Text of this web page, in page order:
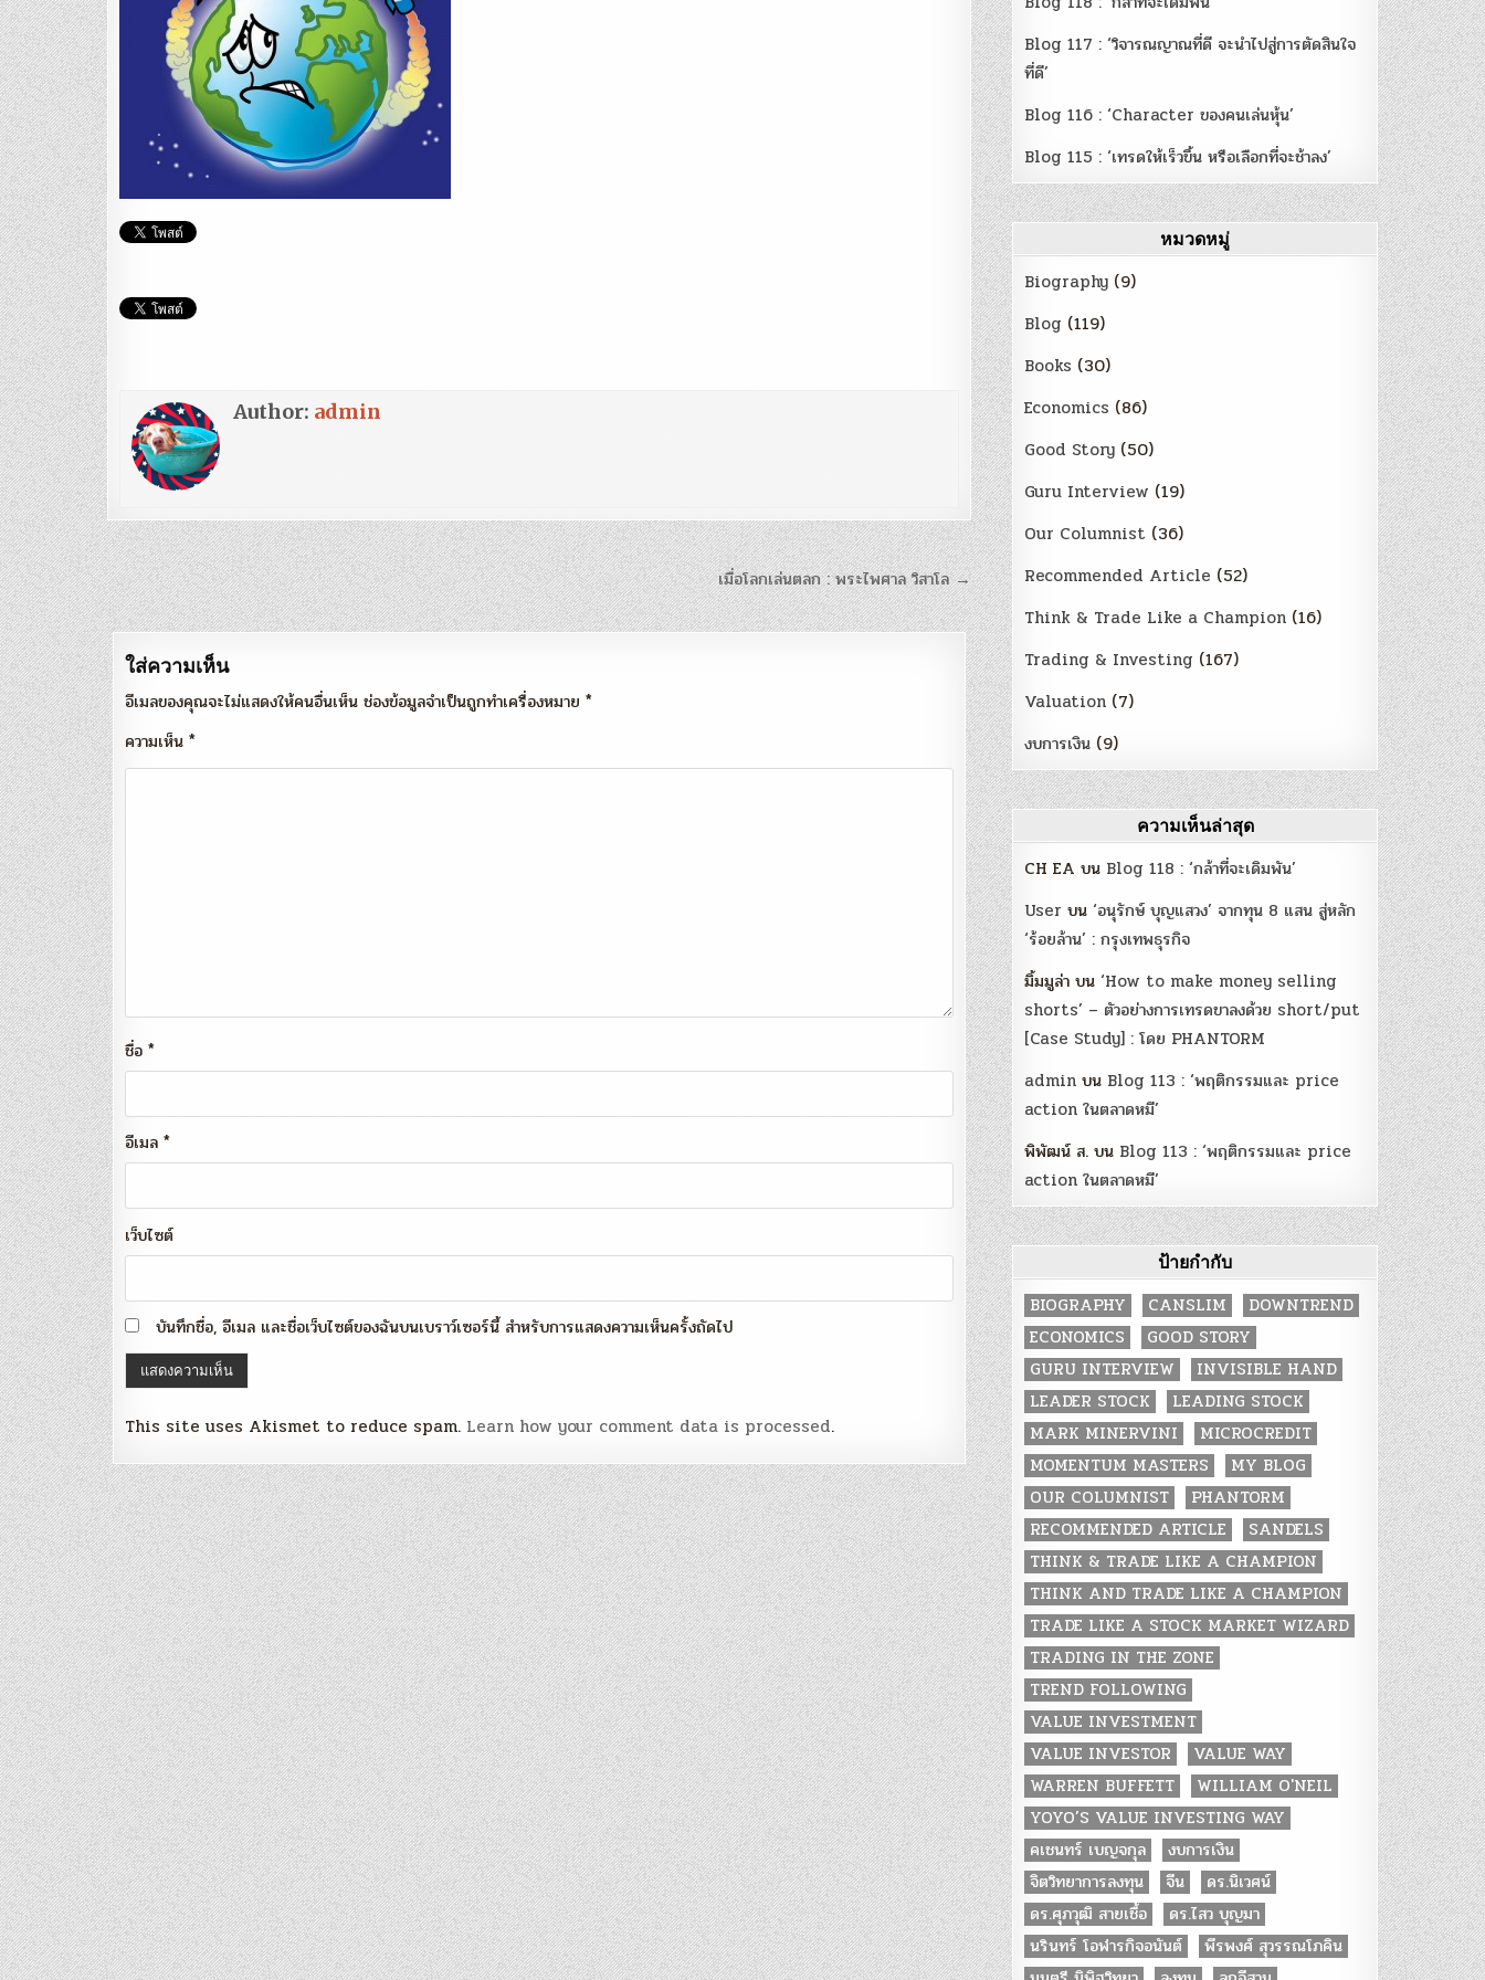
Author: admin
แนะแนว
เรื่อง
เมื่อโลกเล่นตลก : พระไพศาล วิสาโล →
ใส่ความเห็น
อีเมลของคุณจะไม่แสดงให้คนอื่นเห็น ช่องข้อมูลจำเป็นถูกทำเครื่องหมาย *
ความเห็น *
ชื่อ *
อีเมล *
เว็บไซต์
บันทึกชื่อ, อีเมล และชื่อเว็บไซต์ของฉันบนเบราว์เซอร์นี้ สำหรับการแสดงความเห็นครั้งถัดไป
This site uses Akismet to reduce spam. Learn how your comment data is processed.
Blog 117 : ‘วิจารณญาณที่ดี จะนำไปสู่การตัดสินใจ
ที่ดี’
Blog 116 : ‘Character ของคนเล่นหุ้น’
Blog 115 : ‘เทรดให้เร็วขึ้น หรือเลือกที่จะช้าลง’
หมวดหมู่
Biography (9)
Blog (119)
Books (30)
Economics (86)
Good Story (50)
Guru Interview (19)
Our Columnist (36)
Recommended Article (52)
Think & Trade Like a Champion (16)
Trading & Investing (167)
Valuation (7)
งบการเงิน (9)
ความเห็นล่าสุด
CH EA บน Blog 118 : ‘กล้าที่จะเดิมพัน’
User บน‘อนุรักษ์ บุญแสวง’ จากทุน 8 แสน สู่หลัก
‘ร้อยล้าน’ : กรุงเทพธุรกิจ
มิ้มมูล่า บน‘How to make money selling
shorts’ – ตัวอย่างการเทรดขาลงด้วย short/put
[Case Study] : โดย PHANTORM
admin บน Blog 113 : ‘พฤติกรรมและ price
action ในตลาดหมี’
พิพัฒน์ ส. บน Blog 113 : ‘พฤติกรรมและ price
action ในตลาดหมี’
ป้ายกำกับ
BIOGRAPHY CANSLIM
DOWNTREND
ECONOMICS
GOOD STORY
GURU INTERVIEW
INVISIBLE HAND
LEADER STOCK
LEADING STOCK
MARK MINERVINI
MICROCREDIT
MOMENTUM MASTERS
MY BLOG
OUR COLUMNIST
PHANTORM
RECOMMENDED ARTICLE
SANDELS
THINK & TRADE LIKE A CHAMPION
THINK AND TRADE LIKE A CHAMPION
TRADE LIKE A STOCK MARKET WIZARD
TRADING IN THE ZONE
TREND FOLLOWING
VALUE INVESTMENT
VALUE INVESTOR
VALUE WAY
WARREN BUFFETT
WILLIAM O'NEIL
YOYO’S VALUE INVESTING WAY
คเชนทร์ เบญจกุล
งบการเงิน
จิตวิทยาการลงทุน
จีน
ดร.นิเวศน์
ดร.ศุภวุฒิ สายเชื้อ
ดร.ไสว บุญมา
นรินทร์ โอฬารกิจอนันต์
พีรพงศ์ สุวรรณโภคิน